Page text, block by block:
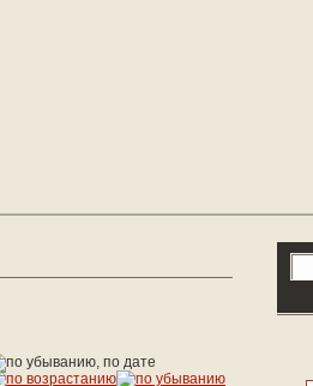
, по дате